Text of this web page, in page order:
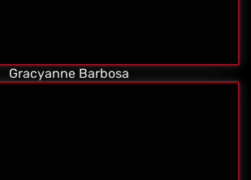
Gracyanne Barbosa